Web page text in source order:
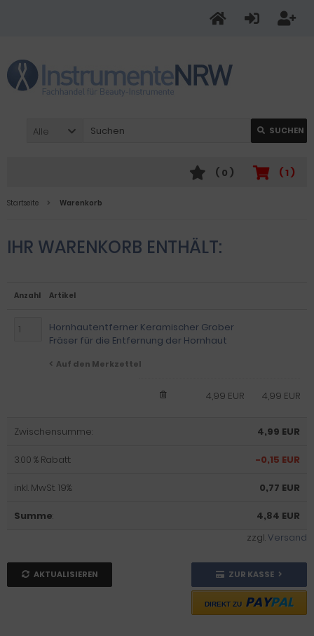
Alle SUCHEN
( 1 )
( 0 )
Startseite Warenkorb
IHR WARENKORB ENTHÄLT:
Anzahl Artikel
Hornhautentferner Keramischer Grober
Fräser für die Entfernung der Hornhaut
Auf den Merkzettel
4,99 EUR
4,99 EUR
Zwischensumme: 4,99 EUR
3.00 % Rabatt: -0,15 EUR
inkl. MwSt. 19%: 0,77 EUR
Summe:
4,84 EUR
zzgl.Versand
AKTUALISIEREN ZUR KASSE
DIREKT ZU PAYPAL